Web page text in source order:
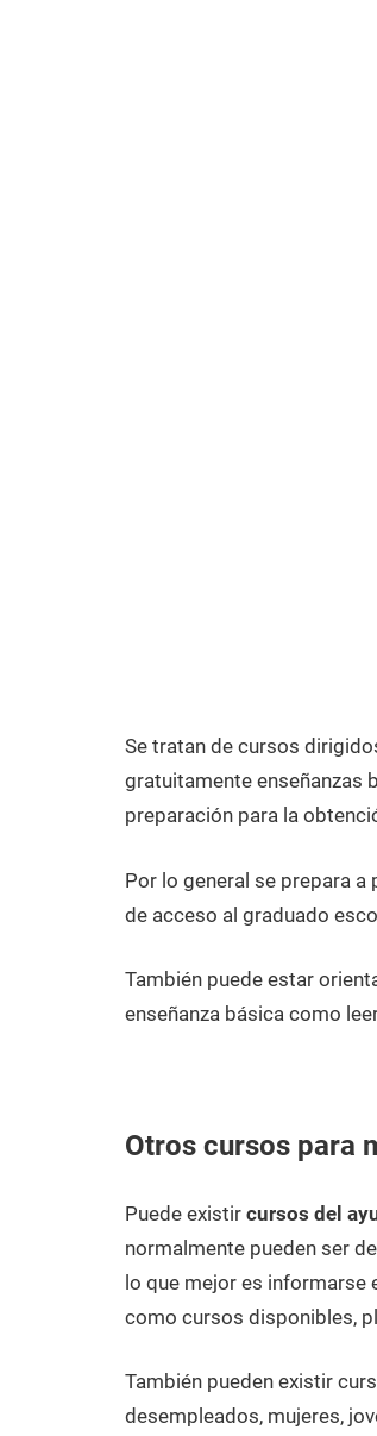
Se tratan de cursos
gratuitamente enseñanzas
preparación para la
Por lo general se prepara
de acceso al graduado
También puede estar
enseñanza básica como
Otros cursos para
Puede existir cursos del
normalmente pueden ser de
lo que mejor es informarse
como cursos disponibles,
También pueden existir
desempleados, mujeres,